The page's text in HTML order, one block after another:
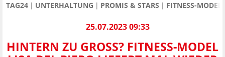
TAG24 UNTERHALTUNG PROMIS & STARS FITNESS-
25.07.2023 09:33
HINTERN ZU GROSS? FITNESS-MODEL L